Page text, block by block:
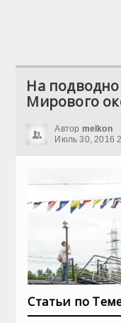
На
Мирового
Автор melkon
Июль 30, 2016
Статьи по